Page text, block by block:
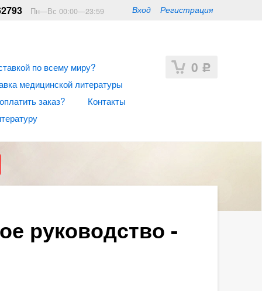
Вход Регистрация
Пн—Вс 00:00—23:59
0 Р
по всему миру?
медицинской литературы
заказ?
Контакты
руководство -